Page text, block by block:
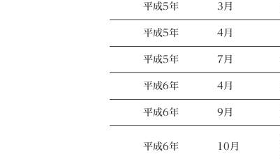
平成5年 3月
平成5年 4月
平成5年 7月
平成6年 4月
平成6年 9月
平成6年 10月